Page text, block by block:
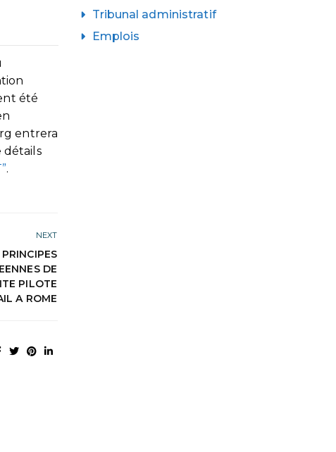
été
entrera
détails
.
NEXT
DE
PILOTE
A ROME
Tribunal administratif
Emplois